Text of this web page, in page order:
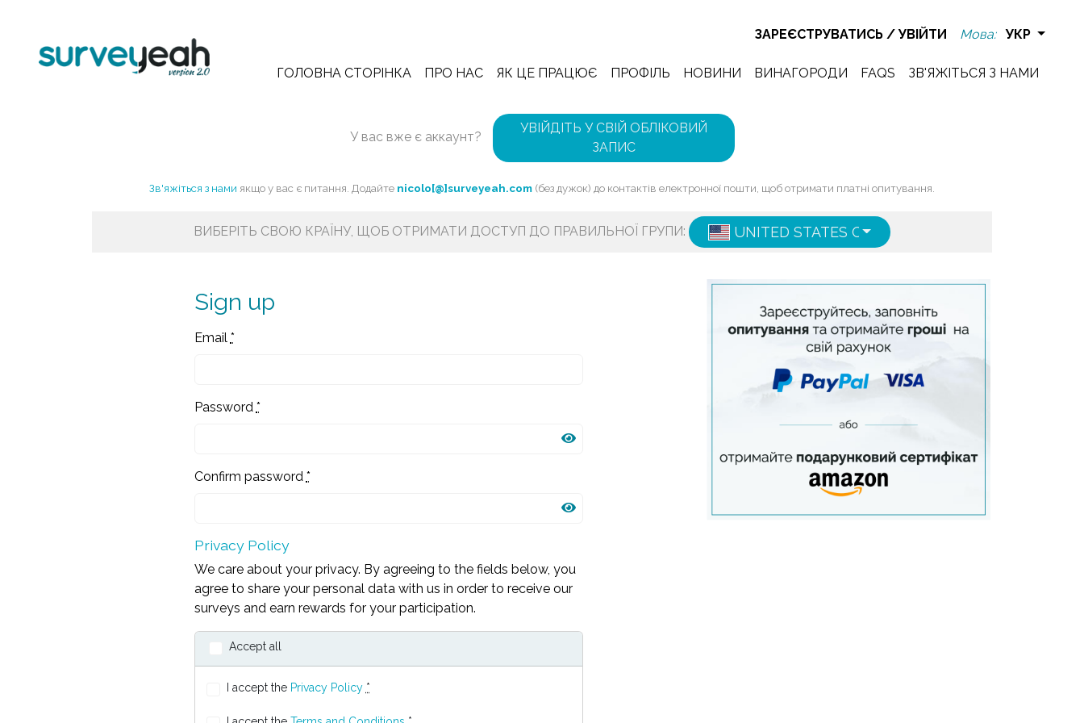
ЗАРЕЄСТРУВАТИСЬ /УВІЙТИ Мова: УКР
ГОЛОВНА СТОРІНКА ПРО НАС ЯК ЦЕ ПРАЦЮЄ ПРОФІЛЬ НОВИНИ ВИНАГОРОДИ FAQS ЗВ'ЯЖІТЬСЯ З НАМИ
У вас вже є аккаунт?
УВІЙДІТЬ У СВІЙ ОБЛІКОВИЙ
ЗАПИС
Зв'яжіться з нами якщо у вас є питання. Додайте nicolo[@]surveyeah.com (без дужок) до контактів електронної пошти, щоб отримати платні опитування.
ВИБЕРІТЬ СВОЮ КРАЇНУ, ЩОБ ОТРИМАТИ ДОСТУП ДО ПРАВИЛЬНОЇ ГРУПИ: UNITED STATES OF AMERICA
Sign up
Email *
Password *
Confirm password *
Privacy Policy
We care about your privacy. By agreeing to the fields below, you
agree to share your personal data with us in order to receive our
surveys and earn rewards for your participation.
Accept all
I accept the Privacy Policy *